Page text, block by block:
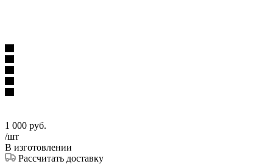
1 000 руб.
/шт
В изготовлении
Рассчитать доставку